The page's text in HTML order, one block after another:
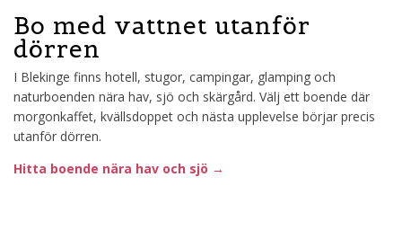
Bo med vattnet utanför
dörren
I Blekinge finns hotell, stugor, campingar, glamping och
naturboenden nära hav, sjö och skärgård. Välj ett boende där
morgonkaffet, kvällsdoppet och nästa upplevelse börjar precis
utanför dörren.
Hitta boende nära hav och sjö →